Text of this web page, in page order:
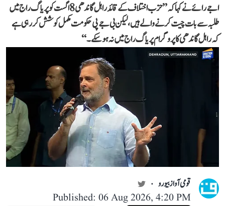
اجے رائے نے کہا کہ ’’حزب اختلاف کے قائد راہل گاندھی 8 اگست کو پریاگ راج میں
طلبہ سے بات چیت کرنے والے ہیں، لیکن بی جے پی حکومت مکمل کوشش کر رہی ہے
کہ راہل گاندھی کا پروگرام پریاگ راج میں نہ ہو سکے۔‘‘
قومی آواز بیورو
Published: 06 Aug 2026, 4:20 PM